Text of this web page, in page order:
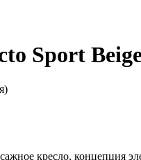
Sport
кресло, концепция